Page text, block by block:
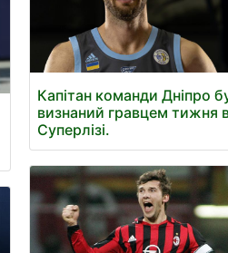
Капітан команди Дніпро
визнаний гравцем тижня
Суперлізі.